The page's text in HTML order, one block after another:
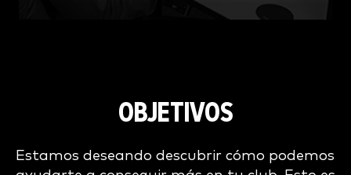
OBJETIVOS
Estamos deseando descubrir cómo podemos